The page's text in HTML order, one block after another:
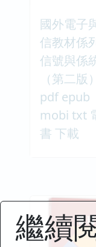
國外電子
信教材係
信號與係
（第二版）
pdf epub
mobi txt
書 下載
繼續